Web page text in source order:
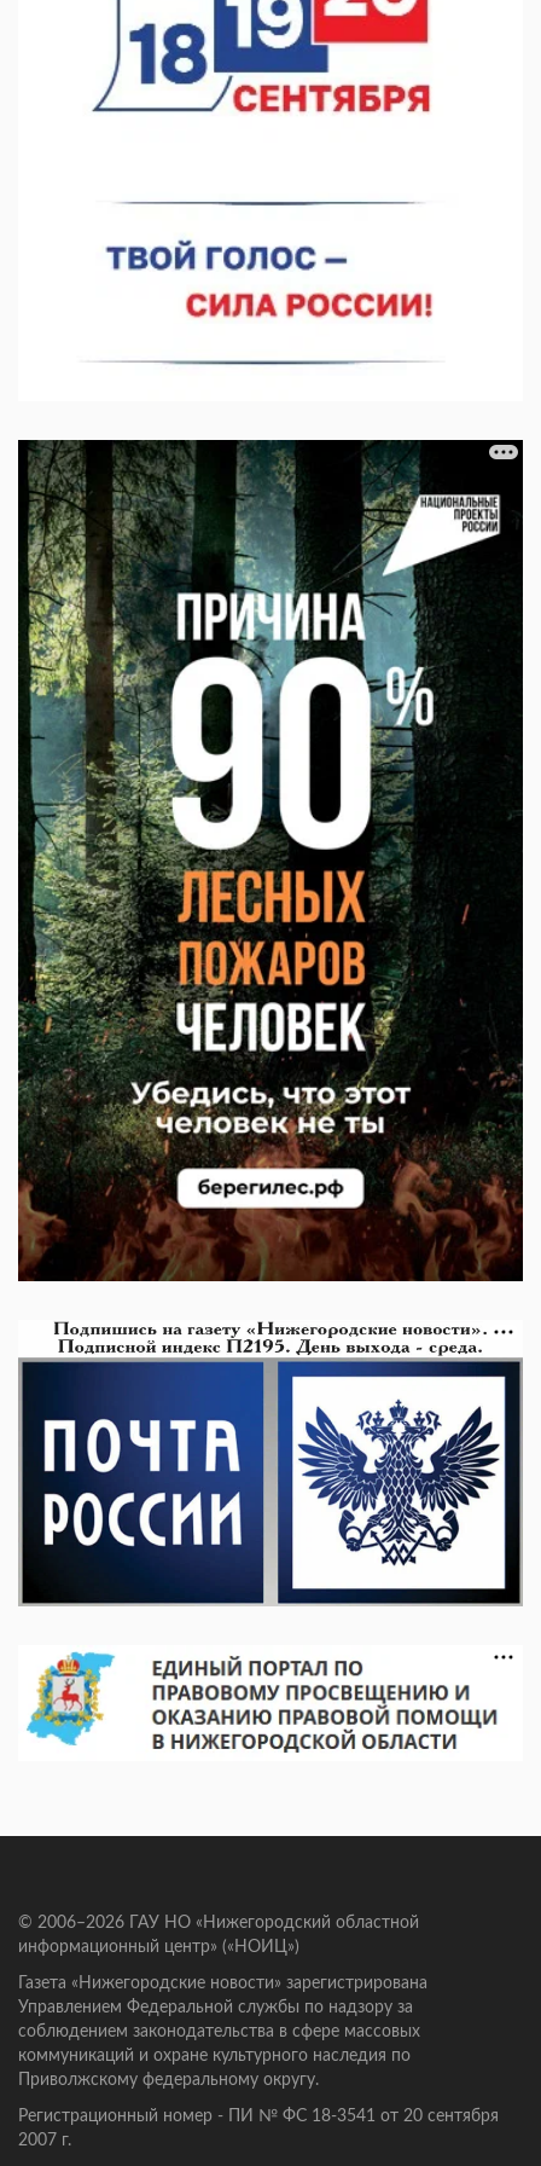
В Нижегородской области созданы четыре ММЦ
07.08.2026 11:46
© 2006–2026 ГАУ НО «Нижегородский областной
информационный центр» («НОИЦ»)
Газета «Нижегородские новости» зарегистрирована
Управлением Федеральной службы по надзору за
соблюдением законодательства в сфере массовых
коммуникаций и охране культурного наследия по
Приволжскому федеральному округу.
Регистрационный номер - ПИ № ФС 18-3541 от 20 сентября
2007 г.